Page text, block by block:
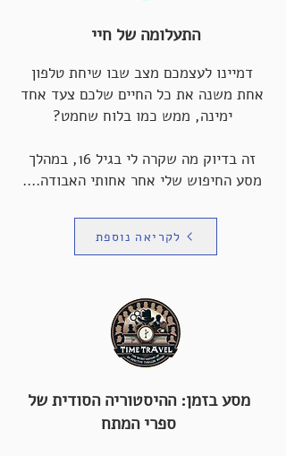
התעלומה של חיי
דמיינו לעצמכם מצב שבו שיחת טלפון
אחת משנה את כל החיים שלכם צעד אחד
ימינה, ממש כמו בלוח שחמט?
זה בדיוק מה שקרה לי בגיל 16, במהלך
מסע החיפוש שלי אחר אחותי האבודה....
לקריאה נוספת
מסע בזמן: ההיסטוריה הסודית של
ספרי המתח